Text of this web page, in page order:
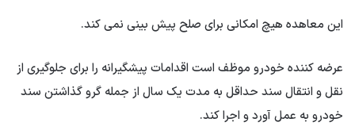
این معاهده هیچ امکانی برای صلح پیش بینی نمی کند.
عرضه کننده خودرو موظف است اقدامات پیشگیرانه را برای جلوگیری از
نقل و انتقال سند حداقل به مدت یک سال از جمله گرو گذاشتن سند
خودرو به عمل آورد و اجرا کند.